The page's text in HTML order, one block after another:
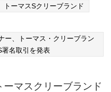
トーマスSクリーブランド
ー、トーマス・クリーブラン
署名取引を発表
マスクリーブランド